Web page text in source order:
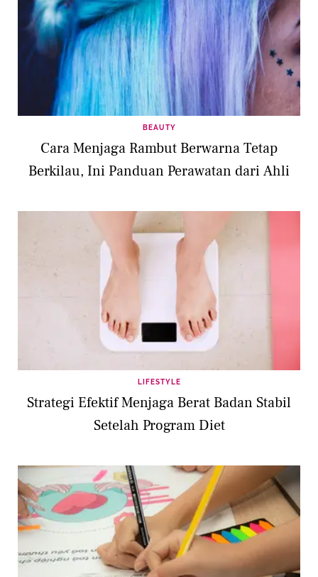
BEAUTY
Cara Menjaga Rambut Berwarna Tetap
Berkilau, Ini Panduan Perawatan dari Ahli
LIFESTYLE
Strategi Efektif Menjaga Berat Badan Stabil
Setelah Program Diet